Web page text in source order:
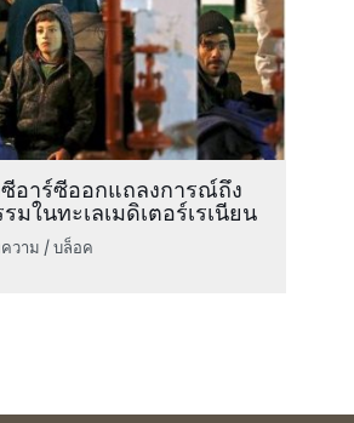
อาร์ซีออกแถลงการณ์ถึง
มในทะเลเมดิเตอร์เรเนียน
วาม / บล็อค